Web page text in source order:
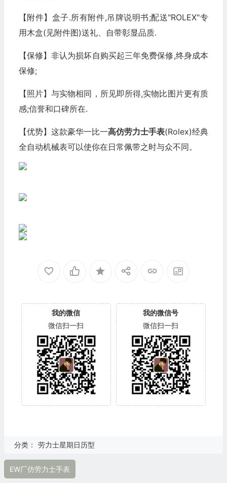
【附件】盒子.所有附件,吊牌说明书;配送"ROLEX"专
用木盒(见附件图)送礼、自带彰显品质.
【保修】非认为损坏自购买起三年免费保修,终身成本
保修;
【照片】与实物相同，所见即所得,实物比图片更有质
感;信誉和口碑所在.
【优势】这款豪华一比一高仿劳力士手表(Rolex)经典
全自动机械表可以使你在日常佩带之时与众不同。
我的微信
微信扫一扫
我的微信号
微信扫一扫
分类： 劳力士星期日历型
EW厂仿劳力士手表